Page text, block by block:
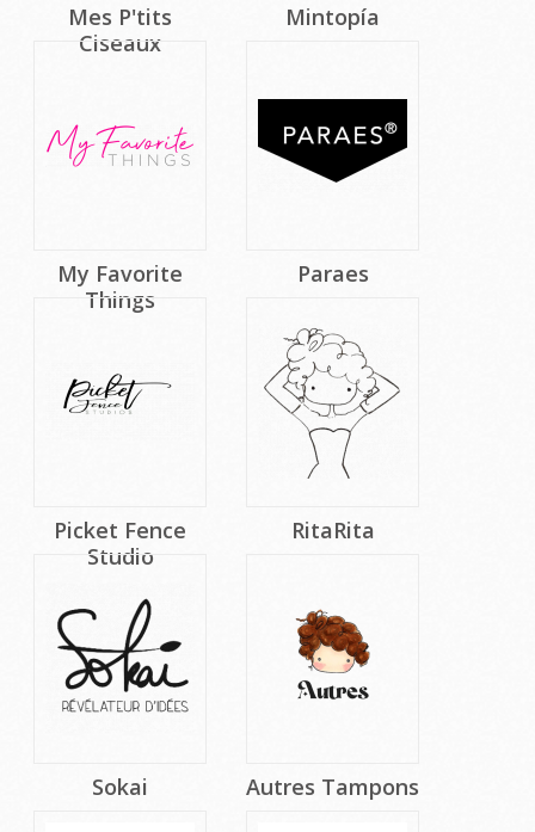
Mes P'tits
Ciseaux
Mintopía
My Favorite
Things
Paraes
Picket Fence
Studio
RitaRita
Sokai Autres Tampons